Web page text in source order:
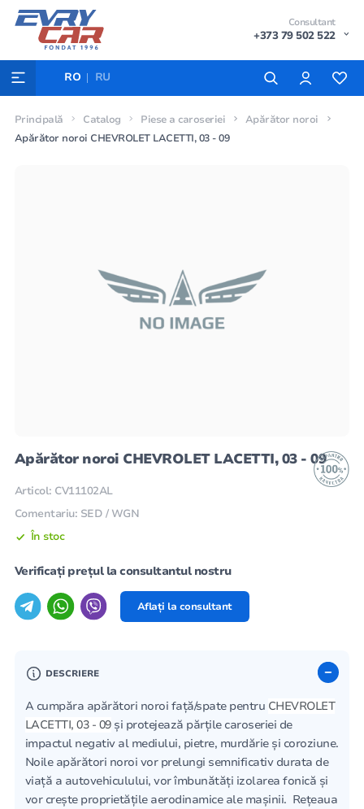
Consultant
+373 79 502 522
RO RU
Principală Catalog Piese a caroseriei
Apărător noroi
Apărător noroi CHEVROLET LACETTI, 03 - 09
Apărător noroi CHEVROLET LACETTI, 03 - 09
Articol: CV11102AL
Comentariu: SED / WGN
În stoc
Verificați prețul la consultantul nostru
Aflați la consultant
DESCRIERE
A cumpăra apărători noroi față/spate pentru CHEVROLET
LACETTI, 03 - 09și protejează părțile caroseriei de
impactul negativ al mediului, pietre, murdărie și coroziune.
Noile apărători noroi vor prelungi semnificativ durata de
viață a autovehiculului, vor îmbunătăți izolarea fonică și
vor crește proprietățile aerodinamice ale mașinii. Rețeaua